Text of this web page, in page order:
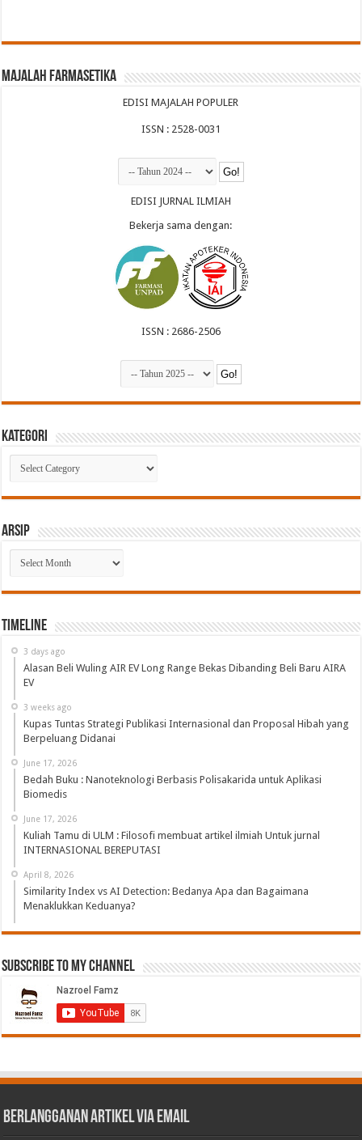
Majalah Farmasetika
EDISI MAJALAH POPULER
ISSN : 2528-0031
EDISI JURNAL ILMIAH
Bekerja sama dengan:
ISSN : 2686-2506
Kategori
Kategori
Arsip
Arsip
Timeline
3 days ago
Alasan Beli Wuling AIR EV Long Range Bekas Dibanding Beli Baru AIRA
EV
3 weeks ago
Kupas Tuntas Strategi Publikasi Internasional dan Proposal Hibah yang
Berpeluang Didanai
June 17, 2026
Bedah Buku : Nanoteknologi Berbasis Polisakarida untuk Aplikasi
Biomedis
June 17, 2026
Kuliah Tamu di ULM : Filosofi membuat artikel ilmiah Untuk jurnal
INTERNASIONAL BEREPUTASI
April 8, 2026
Similarity Index vs AI Detection: Bedanya Apa dan Bagaimana
Menaklukkan Keduanya?
Subscribe to My Channel
Berlangganan Artikel via Email